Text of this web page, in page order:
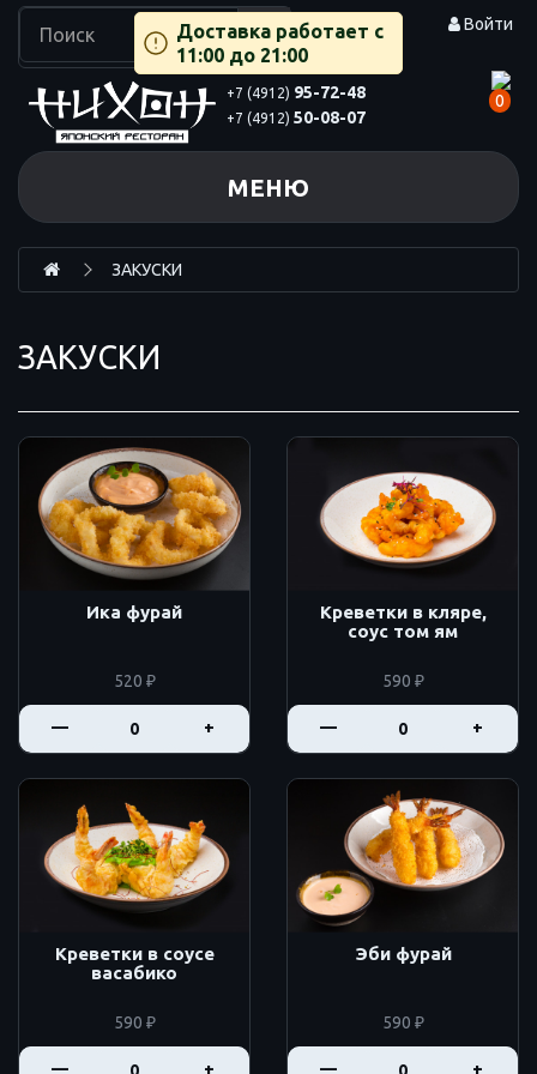
Войти
Доставка работает с
11:00 до 21:00
+7 (4912) 95-72-48
+7 (4912) 50-08-07
0
МЕНЮ
ЗАКУСКИ
ЗАКУСКИ
Ика фурай
520 ₽
— +
Креветки в кляре,
соус том ям
590 ₽
— +
Креветки в соусе
васабико
590 ₽
— +
Эби фурай
590 ₽
— +